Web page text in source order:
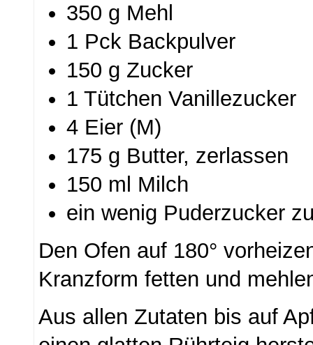
350 g Mehl
1 Pck Backpulver
150 g Zucker
1 Tütchen Vanillezucker
4 Eier (M)
175 g Butter, zerlassen
150 ml Milch
ein wenig Puderzucker
Den Ofen auf 180°
Kranzform fetten und
Aus allen Zutaten bis auf